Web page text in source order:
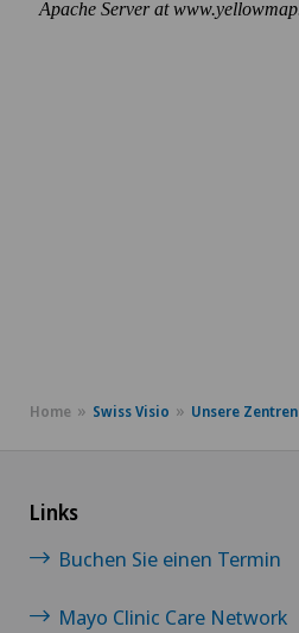
Home Swiss Visio Unsere Zentren
Links
Buchen Sie einen Termin
Mayo Clinic Care Network